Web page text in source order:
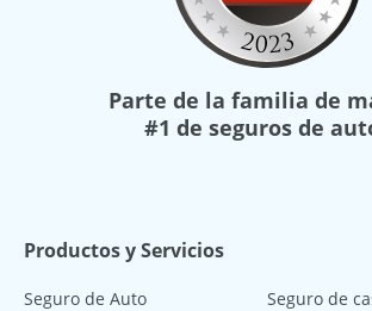
Parte de la familia de
#1 de seguros de
Productos y Servicios
Seguro de Auto
Seguro de